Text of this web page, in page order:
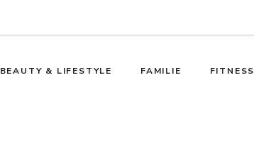
BEAUTY & LIFESTYLE FAMILIE FITNESS